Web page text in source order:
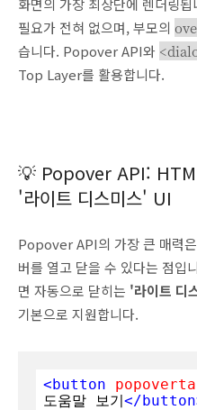
화면의 가장 최상단에 렌더링됩
필요가 전혀 없으며, 부모의
습니다. Popover API와
Top Layer를 활용합니다.
💡 Popover API:
'라이트 디스미스' UI
Popover API의 가장 큰 매력
버를 열고 닫을 수 있다는 점입
면 자동으로 닫히는 '라이트
기본으로 지원합니다.
<button
도움말 보기</button